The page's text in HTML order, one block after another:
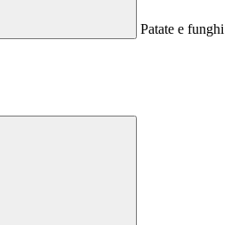
Patate e funghi